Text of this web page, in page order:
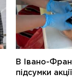
В Івано-
підсумки